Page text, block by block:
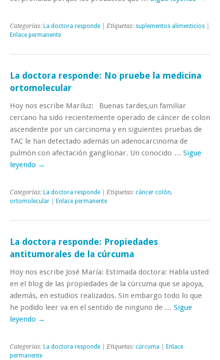
Categorías: La doctora responde | Etiquetas: suplementos alimenticios
Enlace permanente
La doctora responde: No pruebe la medicina
ortomolecular
Hoy nos escribe Mariluz: Buenas tardes,un familiar
cercano ha sido recientemente operado de cáncer de colon
ascendente por un carcinoma y en siguientes pruebas de
TAC le han detectado además un adenocarcinoma de
pulmón con afectación ganglionar. Un conocido … Sigue
leyendo →
Categorías: La doctora responde | Etiquetas: cáncer colón,
ortomolecular
Enlace permanente
La doctora responde: Propiedades
antitumorales de la cúrcuma
Hoy nos escribe José María: Estimada doctora: Habla usted
en el blog de las propiedades de la cúrcuma que se apoya,
además, en estudios realizados. Sin embargo todo lo que
he podido leer va en el sentido de ninguno de … Sigue
leyendo →
Categorías: La doctora responde | Etiquetas: cúrcuma
Enlace
permanente